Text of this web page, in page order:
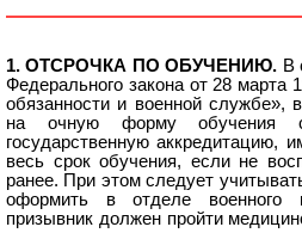
1. ОТСРОЧКА ПО ОБУЧЕНИЮ. В
Федерального закона от 28 марта
обязанности и военной службе»,
на очную форму обучения
государственную аккредитацию,
весь срок обучения, если не
ранее. При этом следует
оформить в отделе военного
призывник должен пройти